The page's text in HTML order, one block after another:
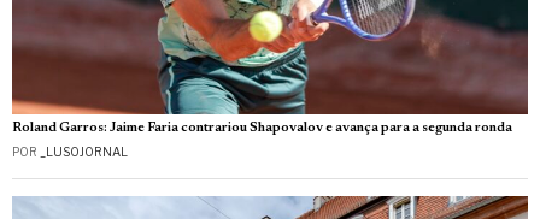
Roland Garros: Jaime Faria contrariou Shapovalov e avança para a segunda ronda
POR _LUSOJORNAL